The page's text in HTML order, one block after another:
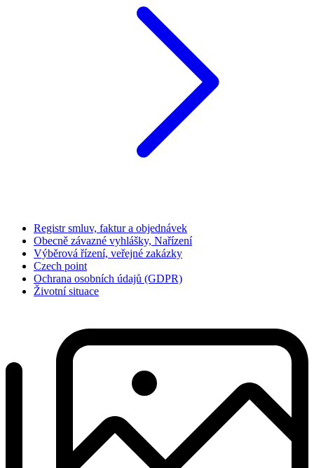
Registr smluv, faktur a objednávek
Obecně závazné vyhlášky, Nařízení
Výběrová řízení, veřejné zakázky
Czech point
Ochrana osobních údajů (GDPR)
Životní situace